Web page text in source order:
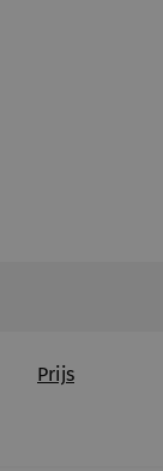
Prijs